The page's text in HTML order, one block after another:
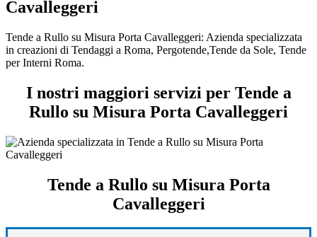
Cavalleggeri
Tende a Rullo su Misura Porta Cavalleggeri: Azienda specializzata
in creazioni di Tendaggi a Roma, Pergotende,Tende da Sole, Tende
per Interni Roma.
I nostri maggiori servizi per Tende a
Rullo su Misura Porta Cavalleggeri
Tende a Rullo su Misura Porta
Cavalleggeri